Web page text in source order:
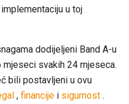
u toj
dodijeljeni Band A-u
svakih 24 mjeseca.
bili postavljeni u ovu
, financije i sigurnost .